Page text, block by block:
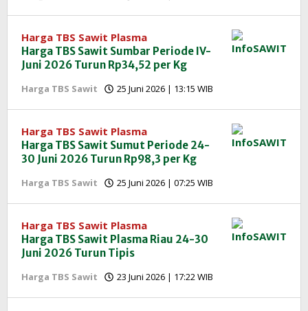
InfoSAWIT
Harga TBS Sawit Plasma
Harga TBS Sawit Sumbar Periode IV-
Juni 2026 Turun Rp34,52 per Kg
Harga TBS Sawit 25 Juni 2026 | 13:15 WIB
InfoSAWIT
Harga TBS Sawit Plasma
Harga TBS Sawit Sumut Periode 24-
30 Juni 2026 Turun Rp98,3 per Kg
Harga TBS Sawit 25 Juni 2026 | 07:25 WIB
InfoSAWIT
Harga TBS Sawit Plasma
Harga TBS Sawit Plasma Riau 24-30
Juni 2026 Turun Tipis
Harga TBS Sawit 23 Juni 2026 | 17:22 WIB
InfoSAWIT